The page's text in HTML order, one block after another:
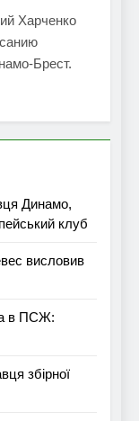
Харченко
Брест.
Динамо,
клуб
висловив
в ПСЖ:
збірної